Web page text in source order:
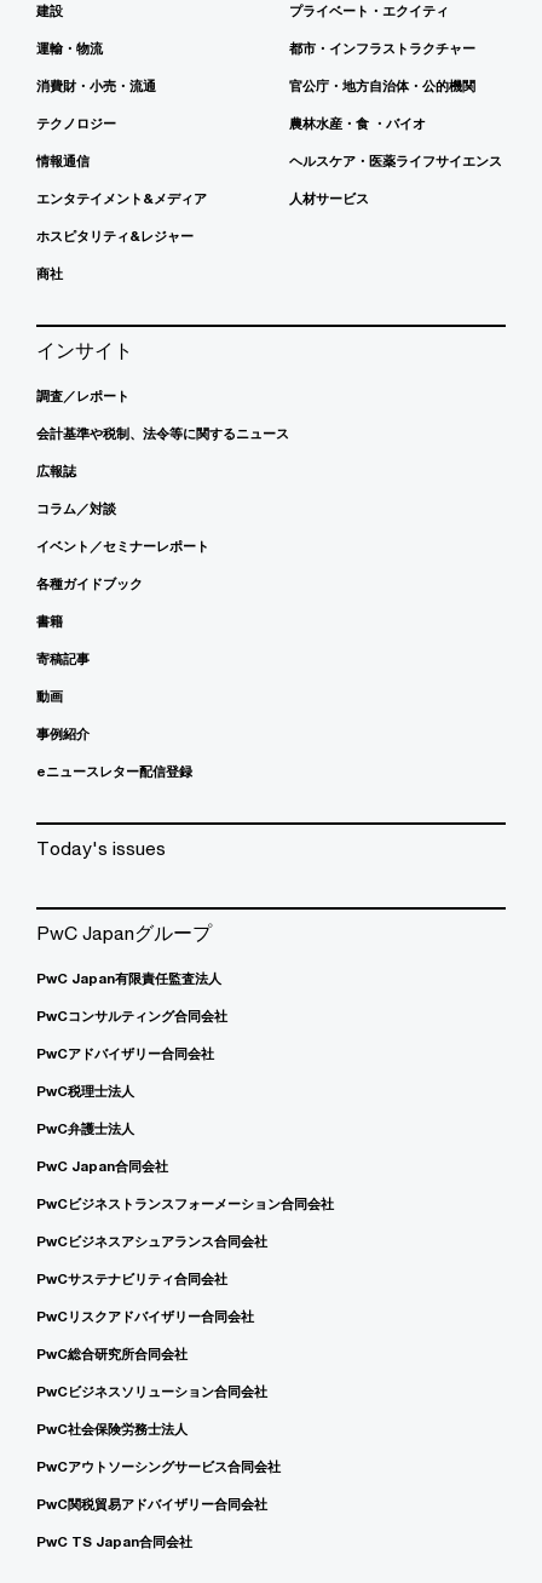
建設
運輸・物流
消費財・小売・流通
テクノロジー
情報通信
エンタテイメント&メディア
ホスピタリティ&レジャー
商社
プライベート・エクイティ
都市・インフラストラクチャー
官公庁・地方自治体・公的機関
農林水産・食 ・バイオ
ヘルスケア・医薬ライフサイエンス
人材サービス
インサイト
調査／レポート
会計基準や税制、法令等に関するニュース
広報誌
コラム／対談
イベント／セミナーレポート
各種ガイドブック
書籍
寄稿記事
動画
事例紹介
eニュースレター配信登録
Today's issues
PwC Japanグループ
PwC Japan有限責任監査法人
PwCコンサルティング合同会社
PwCアドバイザリー合同会社
PwC税理士法人
PwC弁護士法人
PwC Japan合同会社
PwCビジネストランスフォーメーション合同会社
PwCビジネスアシュアランス合同会社
PwCサステナビリティ合同会社
PwCリスクアドバイザリー合同会社
PwC総合研究所合同会社
PwCビジネスソリューション合同会社
PwC社会保険労務士法人
PwCアウトソーシングサービス合同会社
PwC関税貿易アドバイザリー合同会社
PwC TS Japan合同会社